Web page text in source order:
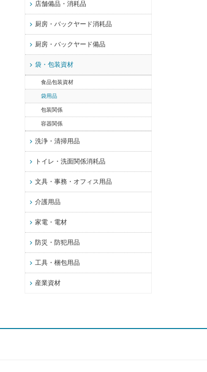
店舗備品・消耗品
厨房・バックヤード消耗品
厨房・バックヤード備品
袋・包装資材
食品包装資材
袋用品
包装関係
容器関係
洗浄・清掃用品
トイレ・洗面関係消耗品
文具・事務・オフィス用品
介護用品
家電・電材
防災・防犯用品
工具・梱包用品
産業資材